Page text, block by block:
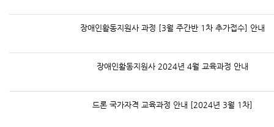
장애인활동지원사 과정 [3월 주간반 1차 추가접수] 안내
장애인활동지원사 2024년 4월 교육과정 안내
드론 국가자격 교육과정 안내 [2024년 3월 1차]